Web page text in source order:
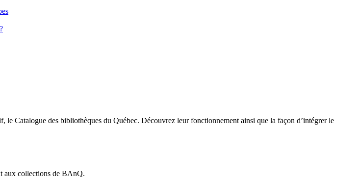
Catalogue des bibliothèques du Québec. Découvrez leur fonctionnement ainsi que la façon d’intégrer le
aux collections de BAnQ.